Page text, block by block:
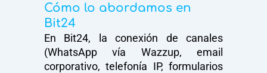
Cómo lo abordamos en
Bit24
En Bit24, la conexión de canales
(WhatsApp vía Wazzup, email
corporativo, telefonía IP, formularios